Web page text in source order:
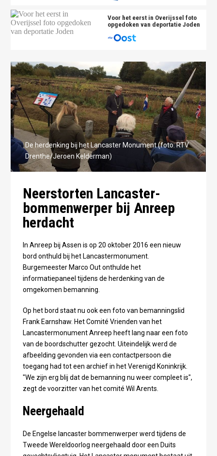
Voor het eerst in Overijssel foto
opgedoken van deportatie Joden
De herdenking bij het Lancaster Monument (foto: RTV
Drenthe/Jeroen Kelderman)
Neerstorten Lancaster-
bommenwerper bij Anreep
herdacht
In Anreep bij Assen is op 20 oktober 2016 een nieuw
bord onthuld bij het Lancastermonument.
Burgemeester Marco Out onthulde het
informatiepaneel tijdens de herdenking van de
omgekomen bemanning.
Op het bord staat nu ook een foto van bemanningslid
Frank Earnshaw. Het Comité Vrienden van het
Lancastermonument Anreep heeft lang naar een foto
van de boordschutter gezocht. Uiteindelijk werd de
afbeelding gevonden via een contactpersoon die
toegang had tot een archief in het Verenigd Koninkrijk.
"We zijn erg blij dat de bemanning nu weer compleet is",
zegt de voorzitter van het comité Wil Arents.
Neergehaald
De Engelse lancaster bommenwerper werd tijdens de
Tweede Wereldoorlog neergehaald door een Duits